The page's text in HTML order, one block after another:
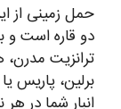
حمل زمینی از
دو قاره است و
ترانزیت مدرن،
برلین، پاریس
انبار شما در